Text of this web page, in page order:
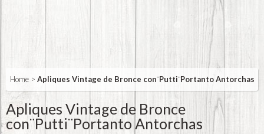
Home> Apliques Vintage de Bronce con¨Putti¨Portanto Antorchas
Apliques Vintage de Bronce
con¨Putti¨Portanto Antorchas